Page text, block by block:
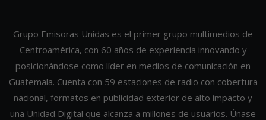
Grupo Emisoras Unidas es el primer grupo multimedios de
Centroamérica, con 60 años de experiencia innovando y
posicionándose como líder en medios de comunicación en
Guatemala. Cuenta con 59 estaciones de radio con cobertura
nacional, formatos en publicidad exterior de alto impacto y
una Unidad Digital que alcanza a millones de usuarios. Únase